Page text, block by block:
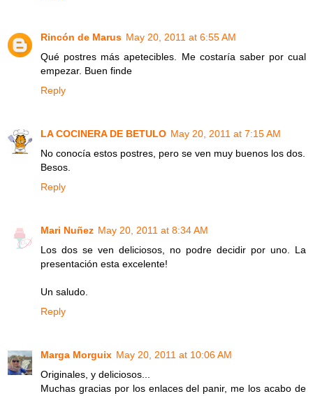
Rincón de Marus May 20, 2011 at 6:55 AM
Qué postres más apetecibles. Me costaría saber por cual
empezar. Buen finde
Reply
LA COCINERA DE BETULO May 20, 2011 at 7:15 AM
No conocía estos postres, pero se ven muy buenos los dos.
Besos.
Reply
Mari Nuñez May 20, 2011 at 8:34 AM
Los dos se ven deliciosos, no podre decidir por uno. La
presentación esta excelente!
Un saludo.
Reply
Marga Morguix May 20, 2011 at 10:06 AM
Originales, y deliciosos...
Muchas gracias por los enlaces del panir, me los acabo de